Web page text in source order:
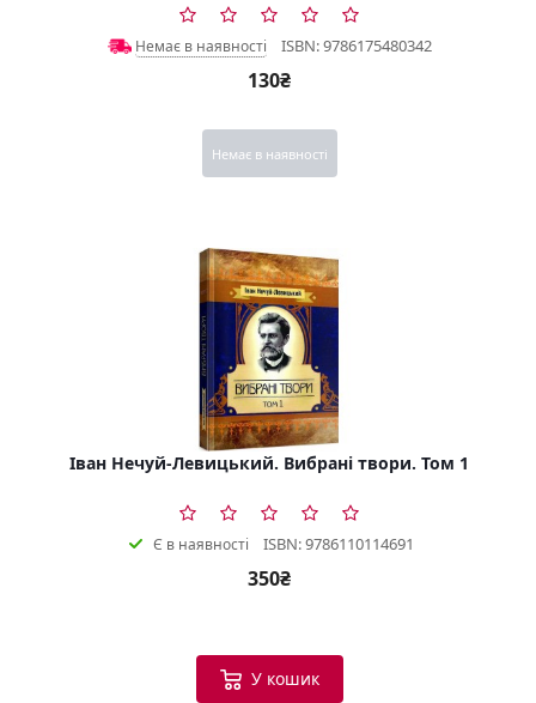
Немає в наявності ISBN: 9786175480342
130₴
Немає в наявності
Іван Нечуй-Левицький. Вибрані твори. Том 1
Є в наявності ISBN: 9786110114691
350₴
У кошик